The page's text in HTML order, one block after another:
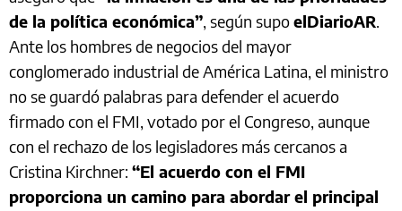
de la política económica”, según supoelDiarioAR.
Ante los hombres de negocios del mayor
conglomerado industrial de América Latina, el ministro
no se guardó palabras para defender el acuerdo
firmado con el FMI, votado por el Congreso, aunque
con el rechazo de los legisladores más cercanos a
Cristina Kirchner: “El acuerdo con el FMI
proporciona un camino para abordar el principal